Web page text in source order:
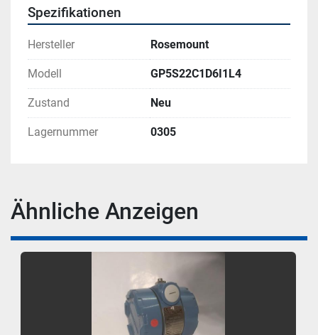
Spezifikationen
Hersteller Rosemount
Modell GP5S22C1D6I1L4
Zustand Neu
Lagernummer 0305
Ähnliche Anzeigen